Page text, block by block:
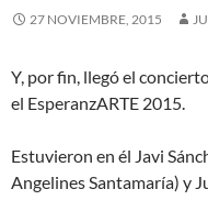
27 NOVIEMBRE, 2015
Y, por fin, llegó el
el EsperanzARTE 2015.
Estuvieron en él Javi
Angelines Santamaría) y